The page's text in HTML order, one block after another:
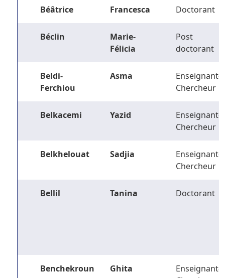
Béâtrice Francesca Doctorant
Béclin
Marie-
Félicia
Post
doctorant
Beldi-
Ferchiou
Asma
Enseignant-
Chercheur
Belkacemi Yazid
Enseignant-
Chercheur
Belkhelouat Sadjia
Enseignant-
Chercheur
Bellil Tanina Doctorant
Benchekroun Ghita
Enseignant-